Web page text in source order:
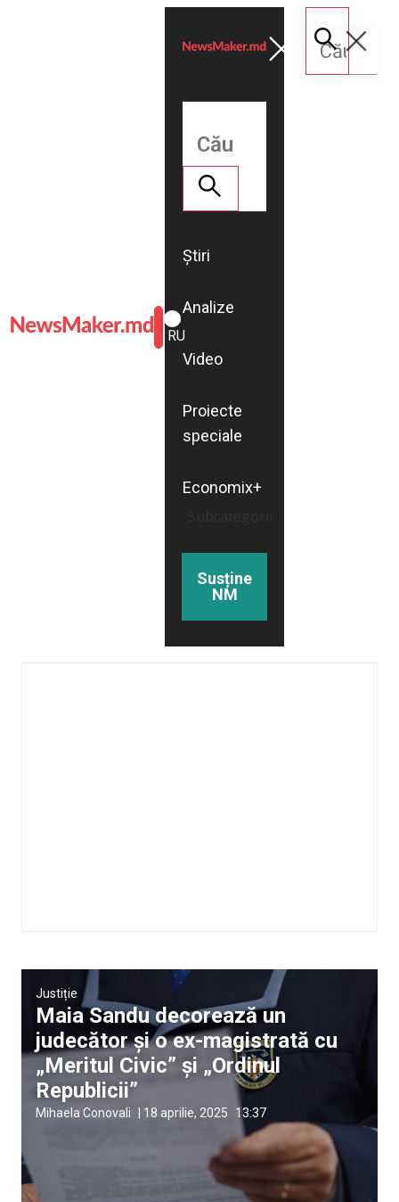
ROMÂNĂ
RU
Știri
Analize
Video
Proiecte
speciale
Economix+
Susține
NM
Justiție
Maia Sandu decorează un
judecător și o ex-magistrată cu
„Meritul Civic” și „Ordinul
Republicii”
Mihaela Conovali 18 aprilie, 2025 13:37